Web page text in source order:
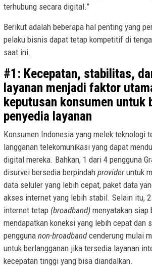
terhubung secara digital.”
Berikut adalah beberapa hal penting yang
pelaku bisnis dapat tetap kompetitif di
saat ini.
#1: Kecepatan, stabilitas,
layanan menjadi faktor
keputusan konsumen untuk
penyedia layanan
Konsumen Indonesia yang melek teknologi
langganan telekomunikasi yang dapat
digital mereka. Bahkan, 1 dari 4 pengguna
disurvei bersedia berpindah provideruntuk
data seluler yang lebih cepat, paket data
akses internet yang lebih stabil. Selain itu,
internet tetap (broadband) menyatakan siap
mendapatkan koneksi yang lebih cepat dan
pengguna non-broadbandcenderung mulai
untuk berlangganan jika tersedia layanan
kecepatan tinggi yang bisa diandalkan.